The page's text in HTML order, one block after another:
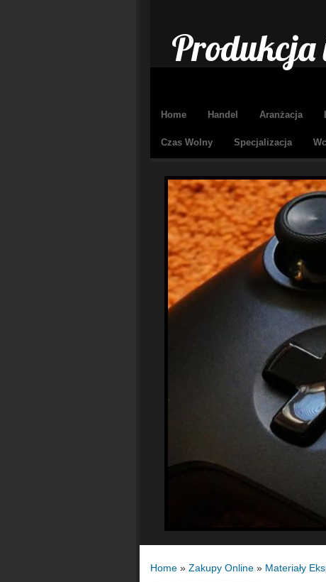
Produkcja
Home Handel Aranżacja
Czas Wolny Specjalizacja
Home » Zakupy Online » Materiały